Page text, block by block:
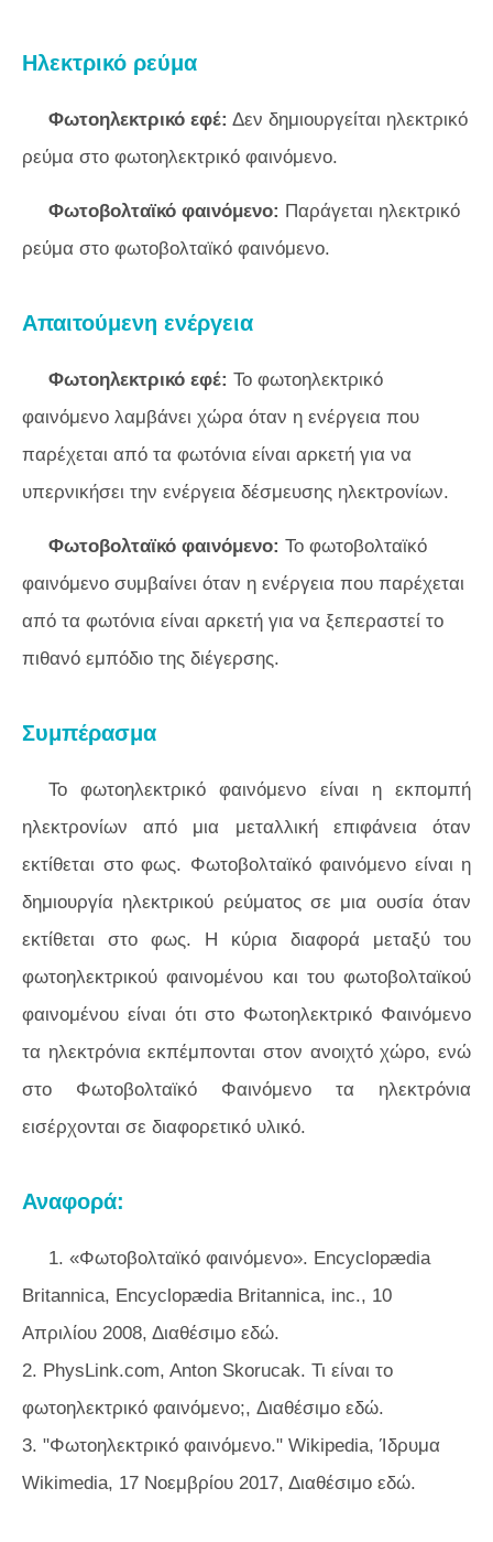
Ηλεκτρικό ρεύμα
Φωτοηλεκτρικό εφέ: Δεν δημιουργείται ηλεκτρικό
ρεύμα στο φωτοηλεκτρικό φαινόμενο.
Φωτοβολταϊκό φαινόμενο: Παράγεται ηλεκτρικό
ρεύμα στο φωτοβολταϊκό φαινόμενο.
Απαιτούμενη ενέργεια
Φωτοηλεκτρικό εφέ: Το φωτοηλεκτρικό
φαινόμενο λαμβάνει χώρα όταν η ενέργεια που
παρέχεται από τα φωτόνια είναι αρκετή για να
υπερνικήσει την ενέργεια δέσμευσης ηλεκτρονίων.
Φωτοβολταϊκό φαινόμενο: Το φωτοβολταϊκό
φαινόμενο συμβαίνει όταν η ενέργεια που παρέχεται
από τα φωτόνια είναι αρκετή για να ξεπεραστεί το
πιθανό εμπόδιο της διέγερσης.
Συμπέρασμα
Το φωτοηλεκτρικό φαινόμενο είναι η εκπομπή
ηλεκτρονίων από μια μεταλλική επιφάνεια όταν
εκτίθεται στο φως. Φωτοβολταϊκό φαινόμενο είναι η
δημιουργία ηλεκτρικού ρεύματος σε μια ουσία όταν
εκτίθεται στο φως. Η κύρια διαφορά μεταξύ του
φωτοηλεκτρικού φαινομένου και του φωτοβολταϊκού
φαινομένου είναι ότι στο Φωτοηλεκτρικό Φαινόμενο
τα ηλεκτρόνια εκπέμπονται στον ανοιχτό χώρο, ενώ
στο Φωτοβολταϊκό Φαινόμενο τα ηλεκτρόνια
εισέρχονται σε διαφορετικό υλικό.
Αναφορά:
1. «Φωτοβολταϊκό φαινόμενο». Encyclopædia
Britannica, Encyclopædia Britannica, inc., 10
Απριλίου 2008, Διαθέσιμο εδώ.
2. PhysLink.com, Anton Skorucak. Τι είναι το
φωτοηλεκτρικό φαινόμενο;, Διαθέσιμο εδώ.
3. "Φωτοηλεκτρικό φαινόμενο." Wikipedia, Ίδρυμα
Wikimedia, 17 Νοεμβρίου 2017, Διαθέσιμο εδώ.